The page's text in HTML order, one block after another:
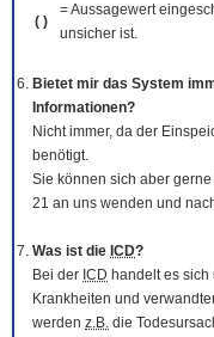
( )
= Aussagewert
unsicher ist.
Bietet mir das System
Informationen?
Nicht immer, da der
benötigt.
Sie können sich aber
21 an uns wenden und
Was ist die ICD?
Bei der ICD handelt es
Krankheiten und
werden z.B. die